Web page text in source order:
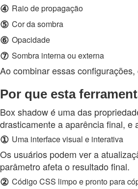
④ Raio de propagação
⑤ Cor da sombra
⑥ Opacidade
⑦ Sombra interna ou externa
Ao combinar essas
Por que esta
Box shadow é uma das
drasticamente a aparência final, e
① Uma interface visual e interativa
Os usuários podem ver a
parâmetro afeta o resultado final.
② Código CSS limpo e pronto para